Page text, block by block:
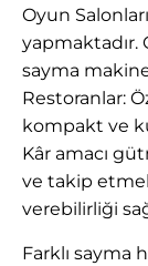
Oyun
yapmaktadır.
sayma
Restoranlar:
kompakt ve
Kâr amacı
ve takip
verebilirliği
Farklı sayma